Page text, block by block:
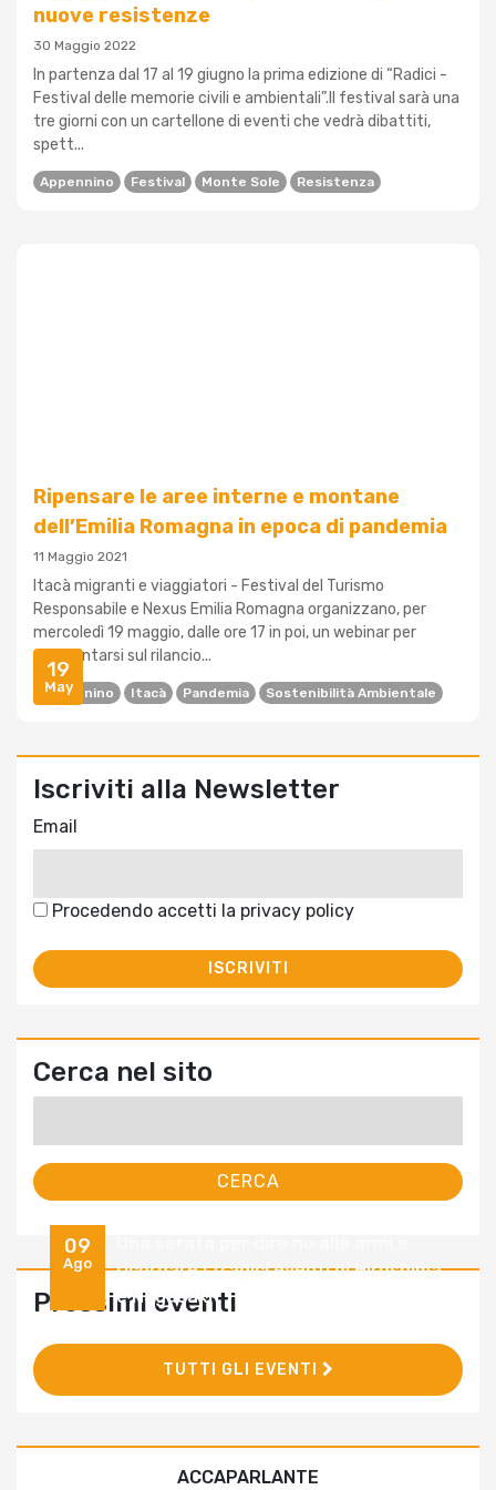
nuove resistenze
30 Maggio 2022
In partenza dal 17 al 19 giugno la prima edizione di “Radici -
Festival delle memorie civili e ambientali”.Il festival sarà una
tre giorni con un cartellone di eventi che vedrà dibattiti,
spett...
Appennino Festival Monte Sole Resistenza
19
May
Ripensare le aree interne e montane
dell’Emilia Romagna in epoca di pandemia
11 Maggio 2021
Itacà migranti e viaggiatori - Festival del Turismo
Responsabile e Nexus Emilia Romagna organizzano, per
mercoledì 19 maggio, dalle ore 17 in poi, un webinar per
confrontarsi sul rilancio...
Appennino Itacà Pandemia Sostenibilità Ambientale
Iscriviti alla Newsletter
Email
Procedendo accetti la privacy policy
Cerca nel sito
Prossimi eventi
09
Ago
ricordare i tragici eventi di Hiroshima
e Nagasaki
TUTTI GLI EVENTI
ACCAPARLANTE